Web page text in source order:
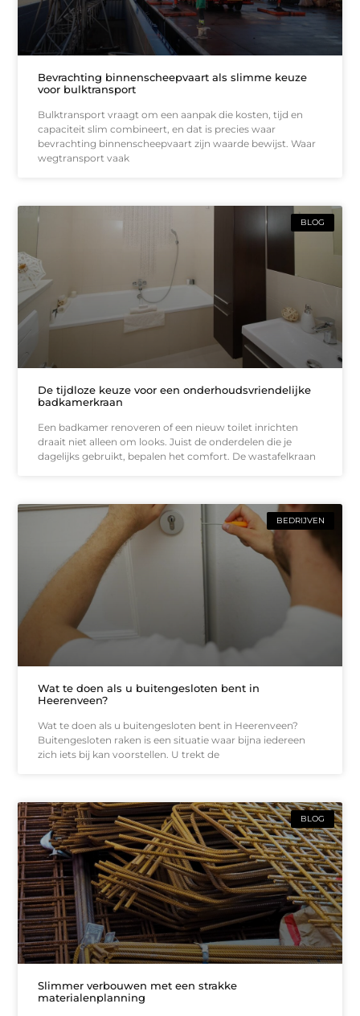
Bevrachting binnenscheepvaart als slimme keuze
voor bulktransport
Bulktransport vraagt om een aanpak die kosten, tijd en
capaciteit slim combineert, en dat is precies waar
bevrachting binnenscheepvaart zijn waarde bewijst. Waar
wegtransport vaak
BLOG
De tijdloze keuze voor een onderhoudsvriendelijke
badkamerkraan
Een badkamer renoveren of een nieuw toilet inrichten
draait niet alleen om looks. Juist de onderdelen die je
dagelijks gebruikt, bepalen het comfort. De wastafelkraan
BEDRIJVEN
Wat te doen als u buitengesloten bent in
Heerenveen?
Wat te doen als u buitengesloten bent in Heerenveen?
Buitengesloten raken is een situatie waar bijna iedereen
zich iets bij kan voorstellen. U trekt de
BLOG
Slimmer verbouwen met een strakke
materialenplanning